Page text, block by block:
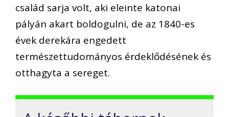
család sarja volt, aki eleinte katonai
pályán akart boldogulni, de az 1840-es
évek derekára engedett
természettudományos érdeklődésének és
otthagyta a sereget.